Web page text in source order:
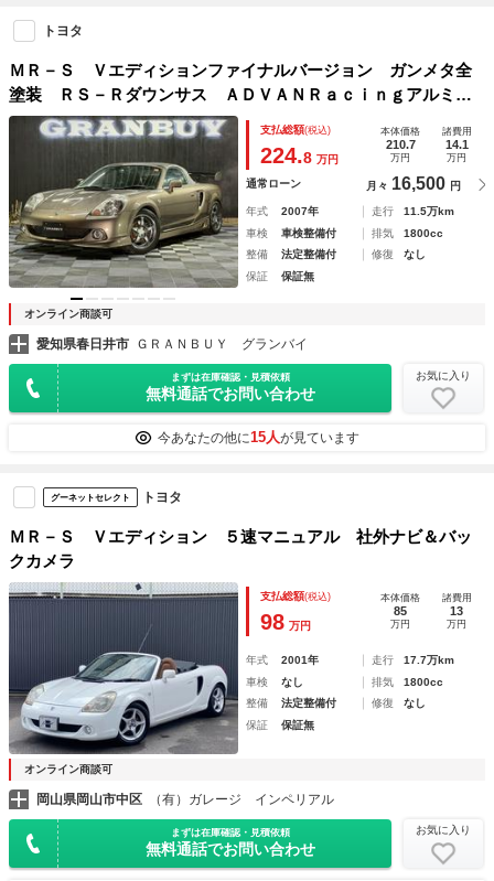
トヨタ
ＭＲ－Ｓ Ｖエディションファイナルバージョン ガンメタ全
塗装 ＲＳ－Ｒダウンサス ＡＤＶＡＮＲａｃｉｎｇアルミホ
イール ＧＴウィング フルエアロ 黒色ソフトトップ 純正
ＨＤＤナビゲーション 助手席エアバック キーレスエントリ
ー ＥＴＣ ６速ＭＴ
支払総額(税込)
224.8 万円
本体価格
210.7
万円
諸費用
14.1
万円
通常ローン 月々 16,500 円
年式 2007年 走行
11.5万km
車検
車検整備付 排気
1800cc
整備
法定整備付 修復
なし
保証
保証無
オンライン商談可
愛知県春日井市 ＧＲＡＮＢＵＹ グランバイ
まずは在庫確認・見積依頼
無料通話でお問い合わせ
お気に入り
今あなたの他に15人が見ています
グーネットセレクト トヨタ
ＭＲ－Ｓ Ｖエディション ５速マニュアル 社外ナビ＆バッ
クカメラ
支払総額(税込)
98 万円
本体価格
85
万円
諸費用
13
万円
年式 2001年 走行
17.7万km
車検
なし 排気
1800cc
整備
法定整備付 修復
なし
保証
保証無
オンライン商談可
岡山県岡山市中区 （有）ガレージ インペリアル
まずは在庫確認・見積依頼
無料通話でお問い合わせ
お気に入り